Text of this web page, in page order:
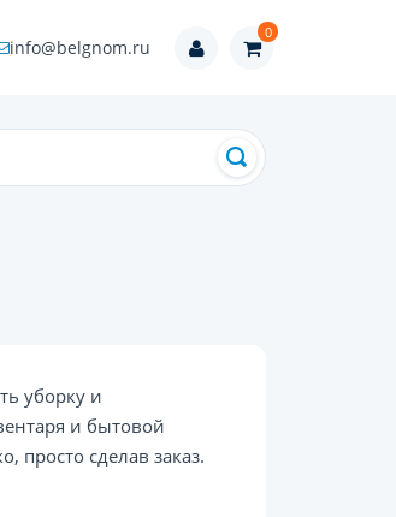
info@belgnom.ru
0
уборку и
и бытовой
просто сделав заказ.